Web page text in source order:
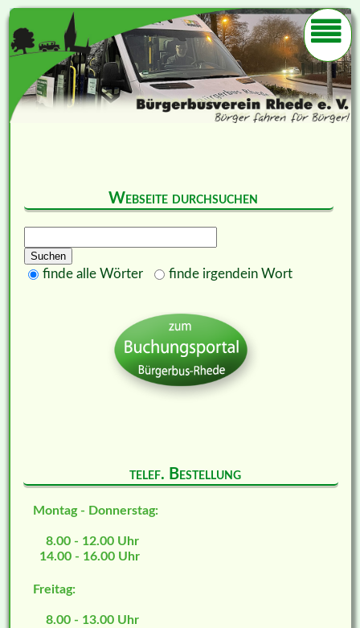
Webseite durchsuchen
Suchen
Optionen
finde alle Wörter finde irgendein Wort
telef. Bestellung
Montag - Donnerstag:
8.00 - 12.00 Uhr
14.00 - 16.00 Uhr
Freitag:
8.00 - 13.00 Uhr